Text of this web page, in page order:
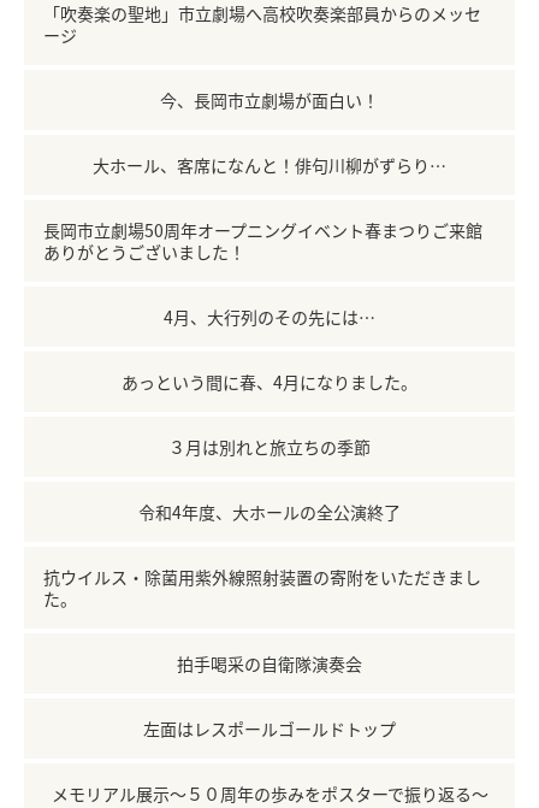
「吹奏楽の聖地」市立劇場へ高校吹奏楽部員からのメッセ
ージ
今、長岡市立劇場が面白い！
大ホール、客席になんと！俳句川柳がずらり…
長岡市立劇場50周年オープニングイベント春まつりご来館
ありがとうございました！
4月、大行列のその先には…
あっという間に春、4月になりました。
３月は別れと旅立ちの季節
令和4年度、大ホールの全公演終了
抗ウイルス・除菌用紫外線照射装置の寄附をいただきまし
た。
拍手喝采の自衛隊演奏会
左面はレスポールゴールドトップ
メモリアル展示～５０周年の歩みをポスターで振り返る～